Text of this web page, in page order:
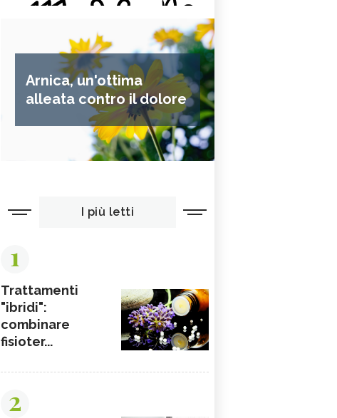
Arnica, un'ottima
alleata contro il dolore
I più letti
1
Trattamenti
"ibridi":
combinare
fisioter...
2